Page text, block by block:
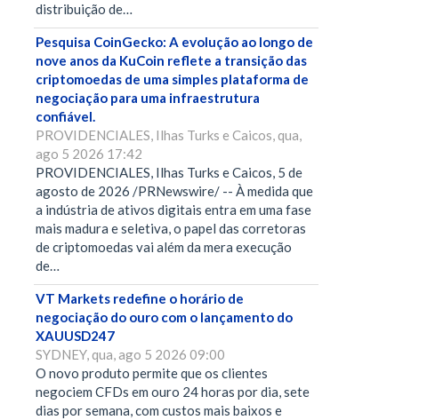
distribuição de…
Pesquisa CoinGecko: A evolução ao longo de
nove anos da KuCoin reflete a transição das
criptomoedas de uma simples plataforma de
negociação para uma infraestrutura
confiável.
PROVIDENCIALES, Ilhas Turks e Caicos, qua,
ago 5 2026 17:42
PROVIDENCIALES, Ilhas Turks e Caicos, 5 de
agosto de 2026 /PRNewswire/ -- À medida que
a indústria de ativos digitais entra em uma fase
mais madura e seletiva, o papel das corretoras
de criptomoedas vai além da mera execução
de…
VT Markets redefine o horário de
negociação do ouro com o lançamento do
XAUUSD247
SYDNEY, qua, ago 5 2026 09:00
O novo produto permite que os clientes
negociem CFDs em ouro 24 horas por dia, sete
dias por semana, com custos mais baixos e